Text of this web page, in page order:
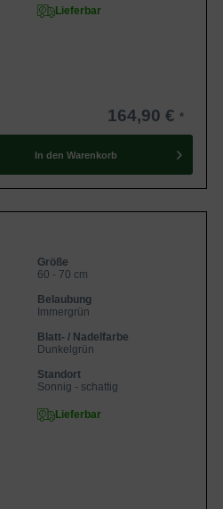
Lieferbar
164,90 €
In den Warenkorb
Größe
60 - 70 cm
Belaubung
Immergrün
Blatt- / Nadelfarbe
Dunkelgrün
Standort
Sonnig - schattig
Lieferbar